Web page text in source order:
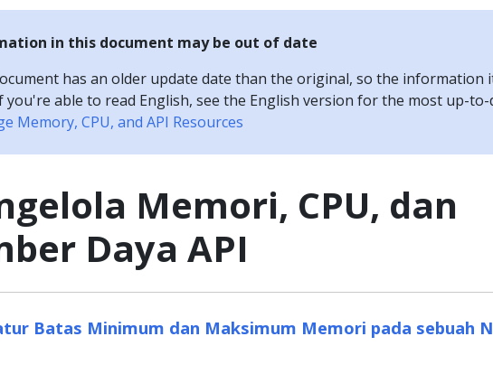
in this document may be out of date
has an older update date than the original, so the information
you're able to read English, see the English version for the most up-
Memory, CPU, and API Resources
Memori, CPU, dan
Daya API
Batas Minimum dan Maksimum Memori pada sebuah